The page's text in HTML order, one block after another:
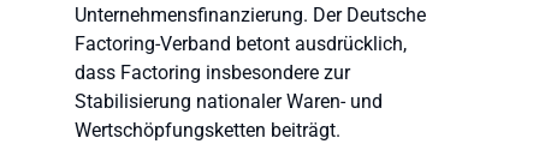
Unternehmensfinanzierung. Der Deutsche
Factoring-Verband betont ausdrücklich,
dass Factoring insbesondere zur
Stabilisierung nationaler Waren- und
Wertschöpfungsketten beiträgt.